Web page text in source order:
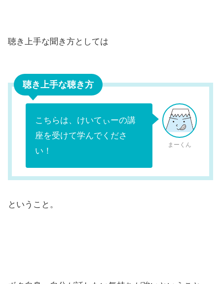
聴き上手な聞き方としては
聴き上手な聴き方
こちらは、けいてぃーの講
座を受けて学んでくださ
い！
まーくん
ということ。